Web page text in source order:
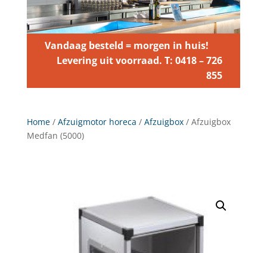
Vandaag besteld = morgen in huis!
Levering uit voorraad. T: 0418 – 726
855
Home/ Afzuigmotor horeca / Afzuigbox/ Afzuigbox
Medfan (5000)